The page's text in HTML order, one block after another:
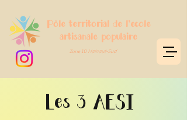
Pôle territorial de l'école
artisanale populaire
Zone 10 Hainaut-Sud
Les 3 AESI